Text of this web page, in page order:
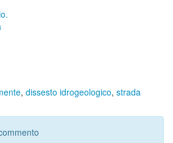
, dissesto idrogeologico, strada